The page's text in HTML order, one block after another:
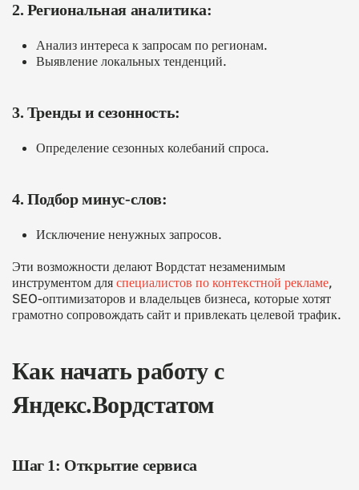
2. Региональная аналитика:
Анализ интереса к запросам по регионам.
Выявление локальных тенденций.
3. Тренды и сезонность:
Определение сезонных колебаний спроса.
4. Подбор минус-слов:
Исключение ненужных запросов.
Эти возможности делают Вордстат незаменимым
инструментом для специалистов по контекстной рекламе,
SEO-оптимизаторов и владельцев бизнеса, которые хотят
грамотно сопровождать сайт и привлекать целевой трафик.
Как начать работу с
Яндекс.Вордстатом
Шаг 1: Открытие сервиса